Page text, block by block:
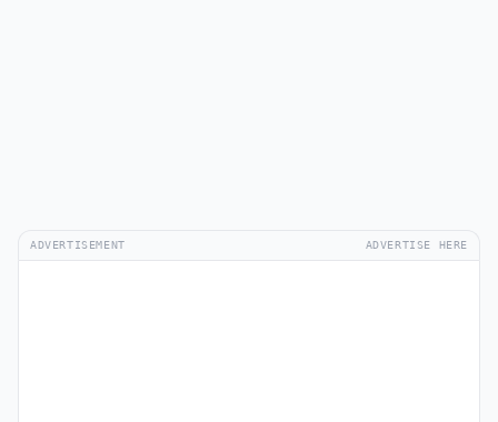
ADVERTISEMENT ADVERTISE HERE